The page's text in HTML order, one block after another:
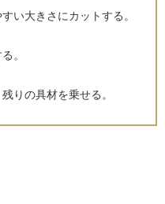
い大きさにカットする。
。
りの具材を乗せる。